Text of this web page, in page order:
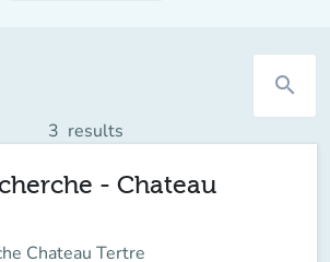
search
3 results
- Chateau
Chateau Tertre